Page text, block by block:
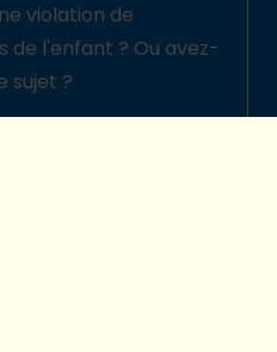
violation de
de l'enfant ? Ou avez-
sujet ?